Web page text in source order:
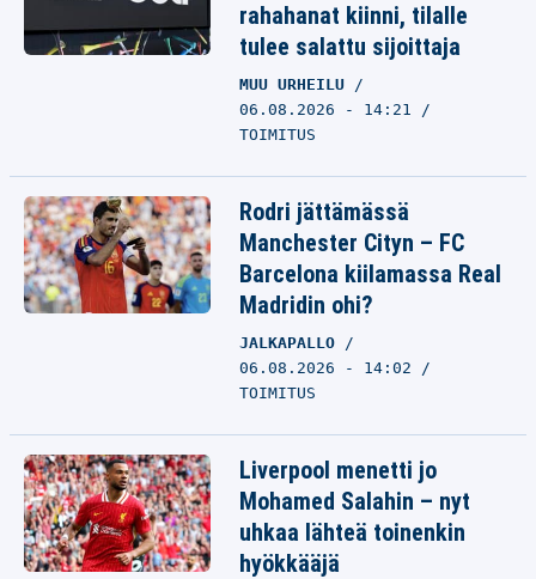
rahahanat kiinni, tilalle
tulee salattu sijoittaja
MUU URHEILU
06.08.2026 - 14:21
TOIMITUS
Rodri jättämässä
Manchester Cityn – FC
Barcelona kiilamassa Real
Madridin ohi?
JALKAPALLO
06.08.2026 - 14:02
TOIMITUS
Liverpool menetti jo
Mohamed Salahin – nyt
uhkaa lähteä toinenkin
hyökkääjä